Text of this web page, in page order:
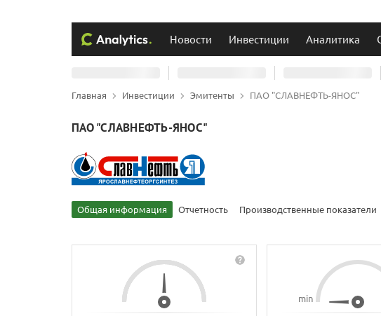
Новости Инвестиции Аналитика
Главная Инвестиции Эмитенты ПАО "СЛАВНЕФТЬ-ЯНОС"
ПАО "СЛАВНЕФТЬ-ЯНОС"
Общая информация Отчетность Производственные показатели
min